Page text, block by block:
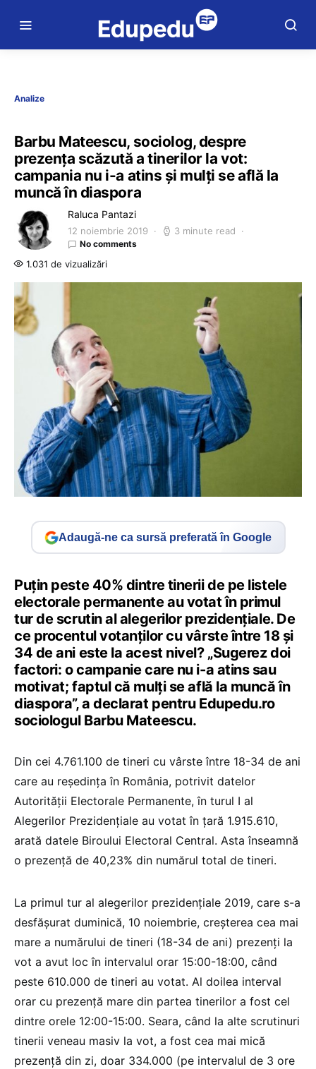
Analize
Barbu Mateescu, sociolog, despre
prezența scăzută a tinerilor la vot:
campania nu i-a atins și mulți se află la
muncă în diaspora
Raluca Pantazi
12 noiembrie 2019 3 minute read
No comments
1.031 de vizualizări
Adaugă-ne ca sursă preferată în Google
Puțin peste 40% dintre tinerii de pe listele
electorale permanente au votat în primul
tur de scrutin al alegerilor prezidențiale. De
ce procentul votanților cu vârste între 18 și
34 de ani este la acest nivel? „Sugerez doi
factori: o campanie care nu i-a atins sau
motivat; faptul că mulți se află la muncă în
diaspora”, a declarat pentru Edupedu.ro
sociologul Barbu Mateescu.
Din cei 4.761.100 de tineri cu vârste între 18-34 de ani
care au reședința în România, potrivit datelor
Autorității Electorale Permanente, în turul I al
Alegerilor Prezidențiale au votat în țară 1.915.610,
arată datele Biroului Electoral Central. Asta înseamnă
o prezență de 40,23% din numărul total de tineri.
La primul tur al alegerilor prezidențiale 2019, care s-a
desfășurat duminică, 10 noiembrie, creșterea cea mai
mare a numărului de tineri (18-34 de ani) prezenți la
vot a avut loc în intervalul orar 15:00-18:00, când
peste 610.000 de tineri au votat. Al doilea interval
orar cu prezență mare din partea tinerilor a fost cel
dintre orele 12:00-15:00. Seara, când la alte scrutinuri
tinerii veneau masiv la vot, a fost cea mai mică
prezență din zi, doar 334.000 (pe intervalul de 3 ore